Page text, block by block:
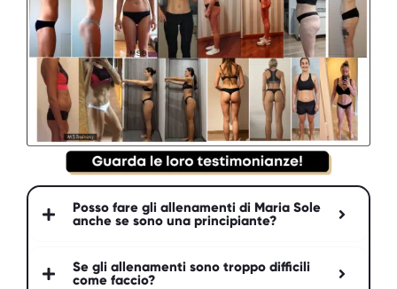
Posso fare gli allenamenti di Maria Sole
anche se sono una principiante?
Se gli allenamenti sono troppo difficili
come faccio?